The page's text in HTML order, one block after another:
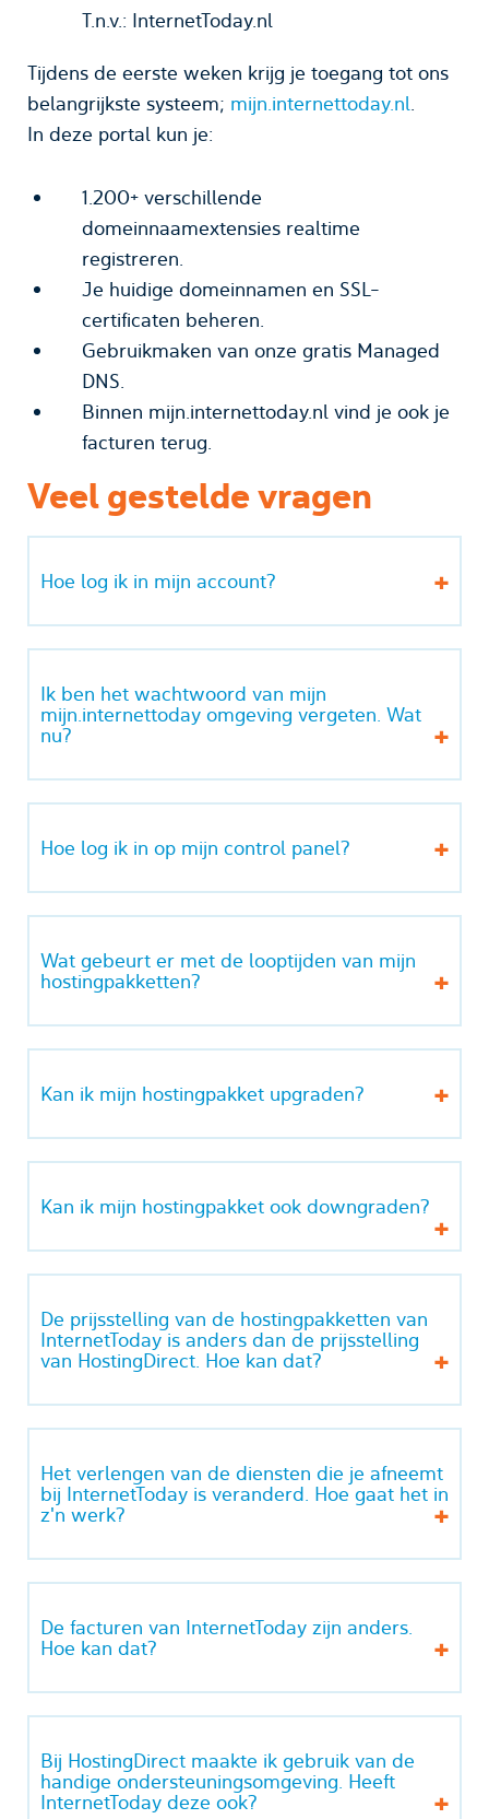
T.n.v.: InternetToday.nl
Tijdens de eerste weken krijg je toegang tot ons
belangrijkste systeem; mijn.internettoday.nl
In deze portal kun je:
1.200+ verschillende
domeinnaamextensies realtime
registreren.
Je huidige domeinnamen en SSL-
certificaten beheren.
Gebruikmaken van onze gratis Managed
DNS.
Binnen mijn.internettoday.nl vind je ook je
facturen terug.
Veel gestelde vragen
Hoe log ik in mijn account?
Ik ben het wachtwoord van mijn
mijn.internettoday omgeving vergeten. Wat
nu?
Hoe log ik in op mijn control panel?
Wat gebeurt er met de looptijden van mijn
hostingpakketten?
Kan ik mijn hostingpakket upgraden?
Kan ik mijn hostingpakket ook downgraden?
De prijsstelling van de hostingpakketten van
InternetToday is anders dan de prijsstelling
van HostingDirect. Hoe kan dat?
Het verlengen van de diensten die je afneemt
bij InternetToday is veranderd. Hoe gaat het in
z'n werk?
De facturen van InternetToday zijn anders.
Hoe kan dat?
Bij HostingDirect maakte ik gebruik van de
handige ondersteuningsomgeving. Heeft
InternetToday deze ook?